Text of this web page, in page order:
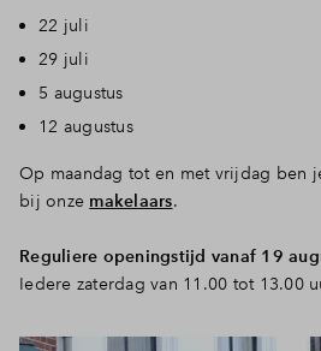
22 juli
29 juli
5 augustus
12 augustus
Op maandag tot en met vrijdag ben
bij onze makelaars.
Reguliere openingstijd vanaf 19
Iedere zaterdag van 11.00 tot 13.00